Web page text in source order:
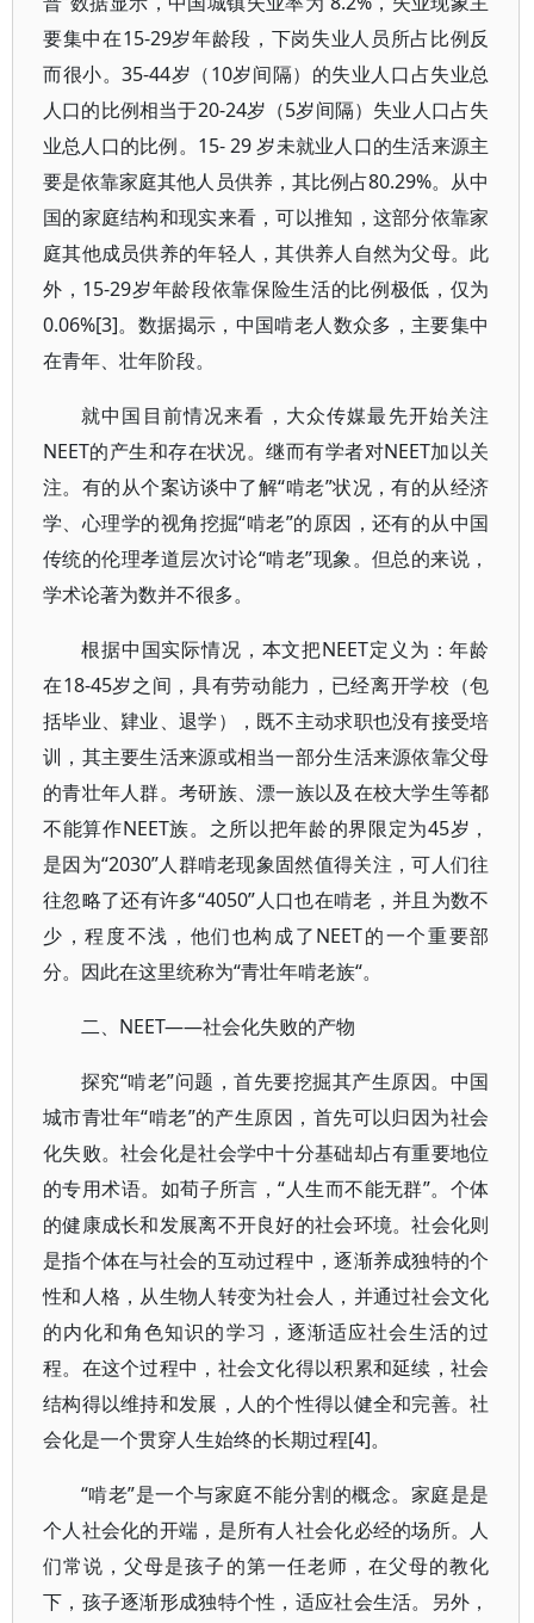
要集中在15-29岁年龄段，下岗失业人员所占比例反
而很小。35-44岁（10岁间隔）的失业人口占失业总
人口的比例相当于20-24岁（5岁间隔）失业人口占失
业总人口的比例。15- 29 岁未就业人口的生活来源主
要是依靠家庭其他人员供养，其比例占80.29%。从中
国的家庭结构和现实来看，可以推知，这部分依靠家
庭其他成员供养的年轻人，其供养人自然为父母。此
外，15-29岁年龄段依靠保险生活的比例极低，仅为
0.06%[3]。数据揭示，中国啃老人数众多，主要集中
在青年、壮年阶段。
就中国目前情况来看，大众传媒最先开始关注
NEET的产生和存在状况。继而有学者对NEET加以关
注。有的从个案访谈中了解“啃老”状况，有的从经济
学、心理学的视角挖掘“啃老”的原因，还有的从中国
传统的伦理孝道层次讨论“啃老”现象。但总的来说，
学术论著为数并不很多。
根据中国实际情况，本文把NEET定义为：年龄
在18-45岁之间，具有劳动能力，已经离开学校（包
括毕业、肄业、退学），既不主动求职也没有接受培
训，其主要生活来源或相当一部分生活来源依靠父母
的青壮年人群。考研族、漂一族以及在校大学生等都
不能算作NEET族。之所以把年龄的界限定为45岁，
是因为“2030”人群啃老现象固然值得关注，可人们往
往忽略了还有许多“4050”人口也在啃老，并且为数不
少，程度不浅，他们也构成了NEET的一个重要部
分。因此在这里统称为“青壮年啃老族“。
二、NEET――社会化失败的产物
探究“啃老”问题，首先要挖掘其产生原因。中国
城市青壮年“啃老”的产生原因，首先可以归因为社会
化失败。社会化是社会学中十分基础却占有重要地位
的专用术语。如荀子所言，“人生而不能无群”。个体
的健康成长和发展离不开良好的社会环境。社会化则
是指个体在与社会的互动过程中，逐渐养成独特的个
性和人格，从生物人转变为社会人，并通过社会文化
的内化和角色知识的学习，逐渐适应社会生活的过
程。在这个过程中，社会文化得以积累和延续，社会
结构得以维持和发展，人的个性得以健全和完善。社
会化是一个贯穿人生始终的长期过程[4]。
“啃老”是一个与家庭不能分割的概念。家庭是是
个人社会化的开端，是所有人社会化必经的场所。人
们常说，父母是孩子的第一任老师，在父母的教化
下，孩子逐渐形成独特个性，适应社会生活。另外，